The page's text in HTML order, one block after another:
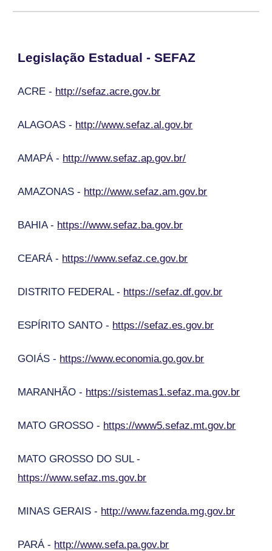
Legislação Estadual - SEFAZ
ACRE - http://sefaz.acre.gov.br
ALAGOAS - http://www.sefaz.al.gov.br
AMAPÁ - http://www.sefaz.ap.gov.br/
AMAZONAS - http://www.sefaz.am.gov.br
BAHIA - https://www.sefaz.ba.gov.br
CEARÁ - https://www.sefaz.ce.gov.br
DISTRITO FEDERAL - https://sefaz.df.gov.br
ESPÍRITO SANTO - https://sefaz.es.gov.br
GOIÁS - https://www.economia.go.gov.br
MARANHÃO - https://sistemas1.sefaz.ma.gov.br
MATO GROSSO - https://www5.sefaz.mt.gov.br
MATO GROSSO DO SUL -
https://www.sefaz.ms.gov.br
MINAS GERAIS - http://www.fazenda.mg.gov.br
PARÁ - http://www.sefa.pa.gov.br